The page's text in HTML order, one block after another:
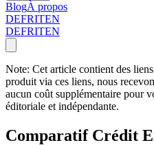
BlogÀ propos
DEFRITEN
DEFRITEN
Note: Cet article contient des
produit via ces liens, nous
aucun coût supplémentaire pour
éditoriale et indépendante.
Comparatif Crédit